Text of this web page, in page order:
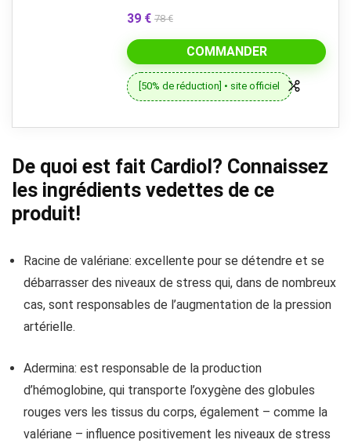
39 € 78 €
COMMANDER
[50% de réduction] • site officiel
De quoi est fait Cardiol? Connaissez
les ingrédients vedettes de ce
produit!
Racine de valériane: excellente pour se détendre et se
débarrasser des niveaux de stress qui, dans de nombreux
cas, sont responsables de l’augmentation de la pression
artérielle.
Adermina: est responsable de la production
d’hémoglobine, qui transporte l’oxygène des globules
rouges vers les tissus du corps, également – comme la
valériane – influence positivement les niveaux de stress